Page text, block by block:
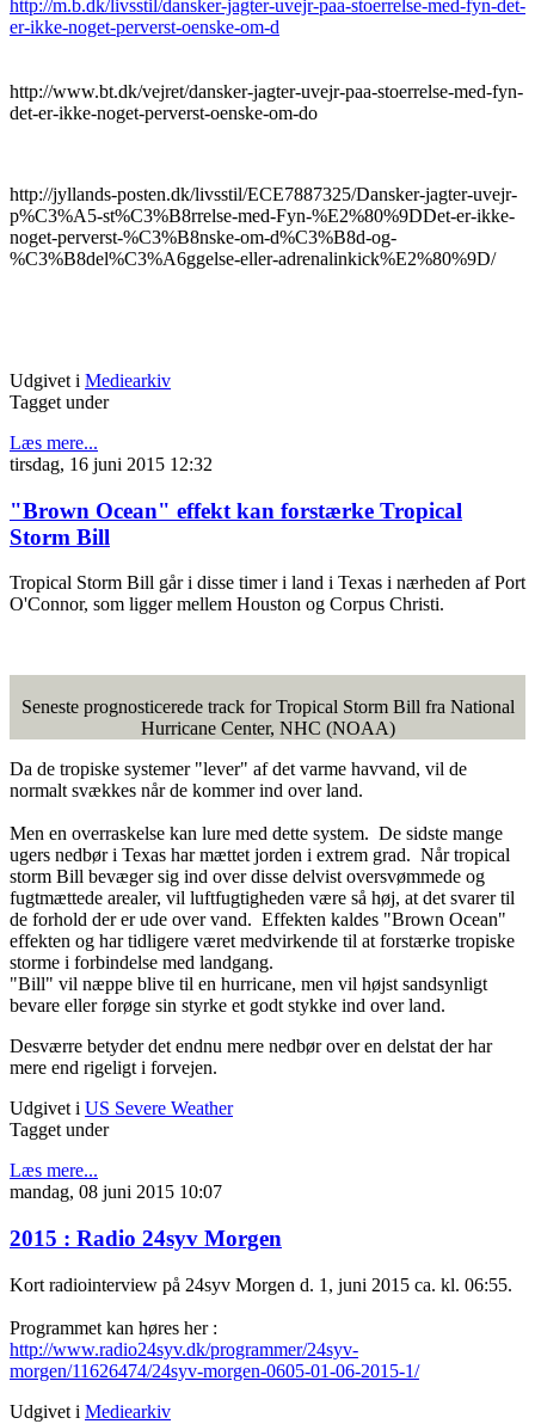
http://m.b.dk/livsstil/dansker-jagter-uvejr-paa-stoerrelse-med-fyn-det-
er-ikke-noget-perverst-oenske-om-d
http://www.bt.dk/vejret/dansker-jagter-uvejr-paa-stoerrelse-med-fyn-
det-er-ikke-noget-perverst-oenske-om-do
http://jyllands-posten.dk/livsstil/ECE7887325/Dansker-jagter-uvejr-
p%C3%A5-st%C3%B8rrelse-med-Fyn-%E2%80%9DDet-er-ikke-
noget-perverst-%C3%B8nske-om-d%C3%B8d-og-
%C3%B8del%C3%A6ggelse-eller-adrenalinkick%E2%80%9D/
Udgivet i Mediearkiv
Tagget under
Læs mere...
tirsdag, 16 juni 2015 12:32
"Brown Ocean" effekt kan forstærke Tropical
Storm Bill
Tropical Storm Bill går i disse timer i land i Texas i nærheden af Port
O'Connor, som ligger mellem Houston og Corpus Christi.
Seneste prognosticerede track for Tropical Storm Bill fra National
Hurricane Center, NHC (NOAA)
Da de tropiske systemer "lever" af det varme havvand, vil de
normalt svækkes når de kommer ind over land.
Men en overraskelse kan lure med dette system. De sidste mange
ugers nedbør i Texas har mættet jorden i extrem grad. Når tropical
storm Bill bevæger sig ind over disse delvist oversvømmede og
fugtmættede arealer, vil luftfugtigheden være så høj, at det svarer til
de forhold der er ude over vand. Effekten kaldes "Brown Ocean"
effekten og har tidligere været medvirkende til at forstærke tropiske
storme i forbindelse med landgang.
"Bill" vil næppe blive til en hurricane, men vil højst sandsynligt
bevare eller forøge sin styrke et godt stykke ind over land.
Desværre betyder det endnu mere nedbør over en delstat der har
mere end rigeligt i forvejen.
Udgivet i US Severe Weather
Tagget under
Læs mere...
mandag, 08 juni 2015 10:07
2015 : Radio 24syv Morgen
Kort radiointerview på 24syv Morgen d. 1, juni 2015 ca. kl. 06:55.
Programmet kan høres her :
http://www.radio24syv.dk/programmer/24syv-
morgen/11626474/24syv-morgen-0605-01-06-2015-1/
Udgivet i Mediearkiv